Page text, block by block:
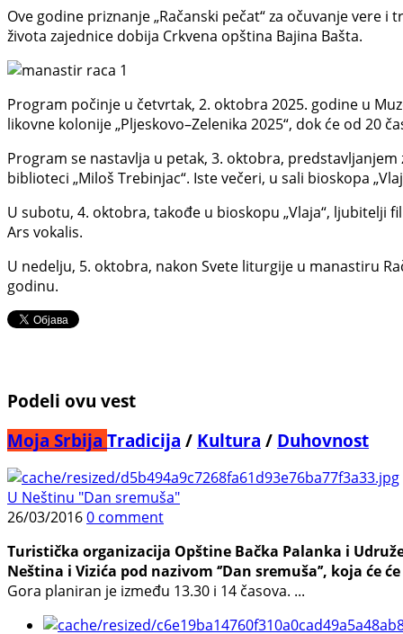
Ove godine priznanje „Račanski pečat“ za očuvanje
života zajednice dobija Crkvena opština Bajina Bašta.
Program počinje u četvrtak, 2. oktobra 2025. godine u
likovne kolonije „Pljeskovo–Zelenika 2025“, dok će od 20
Program se nastavlja u petak, 3. oktobra, predstavljanjem
biblioteci „Miloš Trebinjac“. Iste večeri, u sali bioskopa
U subotu, 4. oktobra, takođe u bioskopu „Vlaja“, ljubitelji
Ars vokalis.
U nedelju, 5. oktobra, nakon Svete liturgije u manastiru
godinu.
Podeli ovu vest
Moja Srbija Tradicija / Kultura / Duhovnost
U Neštinu "Dan sremuša"
26/03/20160 comment
Turistička organizacija Opštine Bačka Palanka i
Neština i Vizića pod nazivom ‘’Dan sremuša’’, koja će
Gora planiran je između 13.30 i 14 časova. ...